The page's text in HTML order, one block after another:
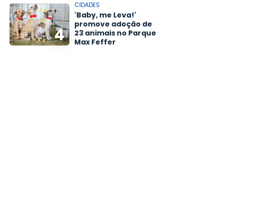
4
CIDADES
'Baby, me Leva!'
promove adoção de
23 animais no Parque
Max Feffer